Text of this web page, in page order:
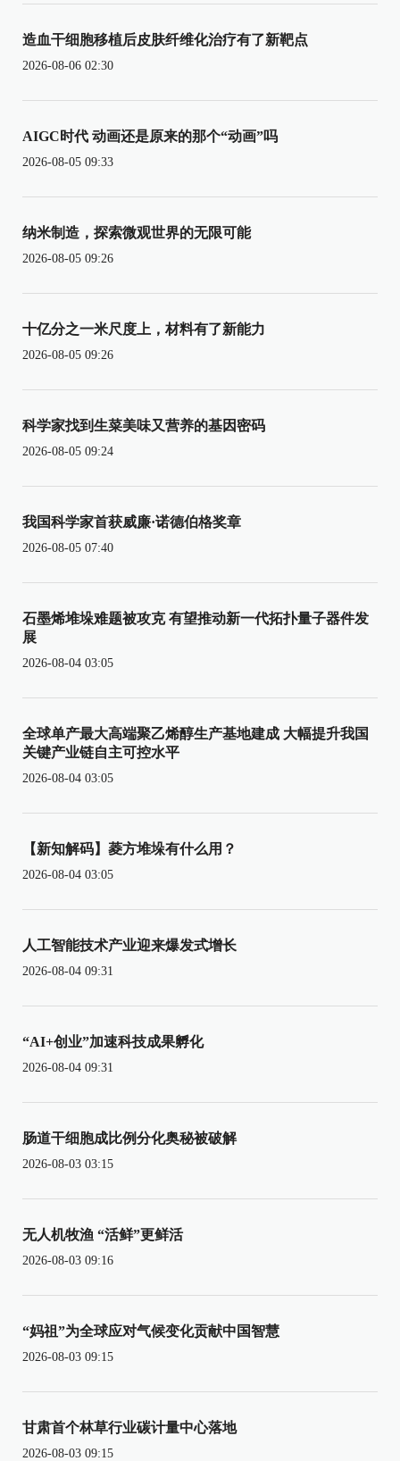
造血干细胞移植后皮肤纤维化治疗有了新靶点
2026-08-06 02:30
AIGC时代 动画还是原来的那个“动画”吗
2026-08-05 09:33
纳米制造，探索微观世界的无限可能
2026-08-05 09:26
十亿分之一米尺度上，材料有了新能力
2026-08-05 09:26
科学家找到生菜美味又营养的基因密码
2026-08-05 09:24
我国科学家首获威廉·诺德伯格奖章
2026-08-05 07:40
石墨烯堆垛难题被攻克 有望推动新一代拓扑量子器件发
展
2026-08-04 03:05
全球单产最大高端聚乙烯醇生产基地建成 大幅提升我国
关键产业链自主可控水平
2026-08-04 03:05
【新知解码】菱方堆垛有什么用？
2026-08-04 03:05
人工智能技术产业迎来爆发式增长
2026-08-04 09:31
“AI+创业”加速科技成果孵化
2026-08-04 09:31
肠道干细胞成比例分化奥秘被破解
2026-08-03 03:15
无人机牧渔 “活鲜”更鲜活
2026-08-03 09:16
“妈祖”为全球应对气候变化贡献中国智慧
2026-08-03 09:15
甘肃首个林草行业碳计量中心落地
2026-08-03 09:15